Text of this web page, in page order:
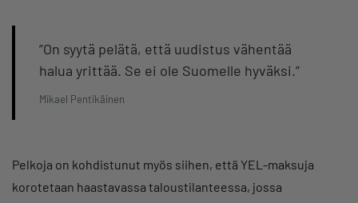
”On syytä pelätä, että uudistus vähentää
halua yrittää. Se ei ole Suomelle hyväksi.”
Mikael Pentikäinen
Pelkoja on kohdistunut myös siihen, että YEL-maksuja
korotetaan haastavassa taloustilanteessa, jossa